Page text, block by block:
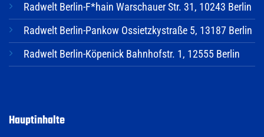
Radwelt Berlin-F*hain Warschauer Str. 31, 10243 Berlin
Radwelt Berlin-Pankow Ossietzkystraße 5, 13187 Berlin
Radwelt Berlin-Köpenick Bahnhofstr. 1, 12555 Berlin
Hauptinhalte